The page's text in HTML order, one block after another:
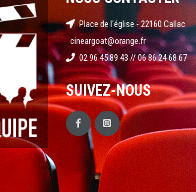
Place de l'église - 22160 Callac
cineargoat@orange.fr
02 96 45 89 43 // 06 86 24 68 67
SUIVEZ-NOUS